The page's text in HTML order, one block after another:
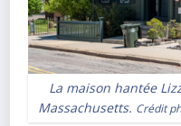
La maison hantée
Massachusetts. Crédit